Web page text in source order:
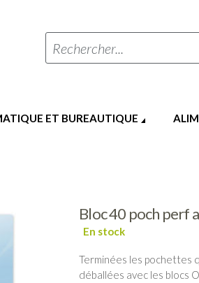
Rechercher...
ET BUREAUTIQUE
Bloc 40 poch perf
Terminées les pochettes
déballées avec les blocs